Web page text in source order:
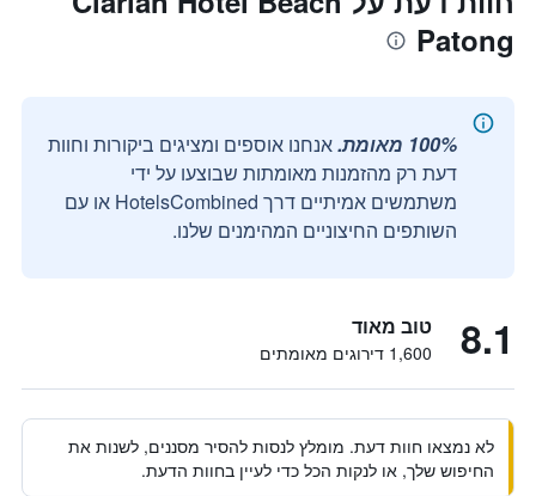
Patong
100% מאומת.
אנחנו אוספים ומציגים ביקורות וחוות
דעת רק מהזמנות מאומתות שבוצעו על ידי
משתמשים אמיתיים דרך HotelsCombined או עם
השותפים החיצוניים המהימנים שלנו.
8.1 טוב מאוד
1,600 דירוגים מאומתים
לא נמצאו חוות דעת. מומלץ לנסות להסיר מסננים, לשנות את
החיפוש שלך, או לנקות הכל כדי לעיין בחוות הדעת.